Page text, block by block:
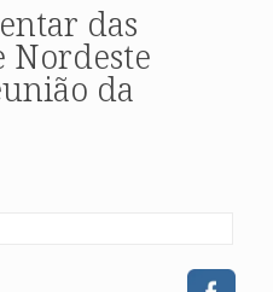
das
Nordeste
da